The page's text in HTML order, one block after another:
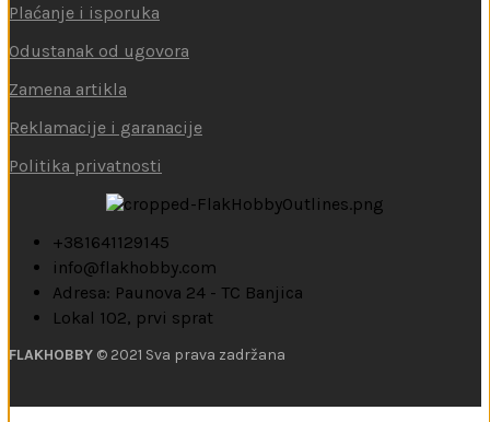
Plaćanje i isporuka
Odustanak od ugovora
Zamena artikla
Reklamacije i garanacije
Politika privatnosti
+381641129145
info@flakhobby.com
Adresa: Paunova 24 - TC Banjica
Lokal 102, prvi sprat
FLAKHOBBY © 2021 Sva prava zadržana